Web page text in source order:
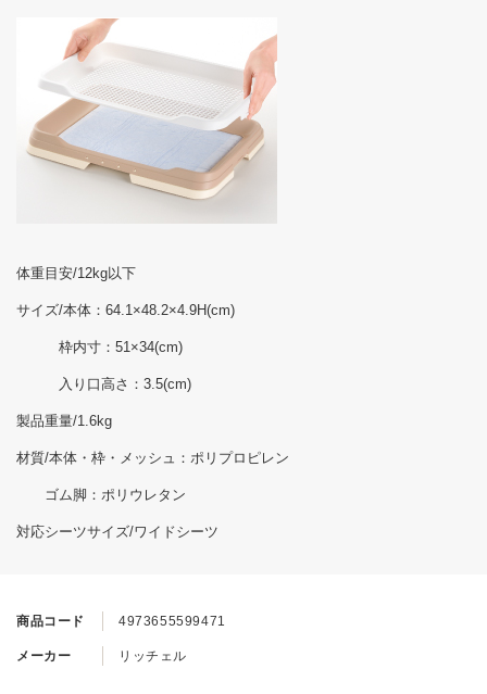
商品コード 4973655599471
メーカー リッチェル
体重目安/12kg以下
サイズ/本体：64.1×48.2×4.9H(cm)
枠内寸：51×34(cm)
入り口高さ：3.5(cm)
製品重量/1.6kg
材質/本体・枠・メッシュ：ポリプロピレン
ゴム脚：ポリウレタン
対応シーツサイズ/ワイドシーツ